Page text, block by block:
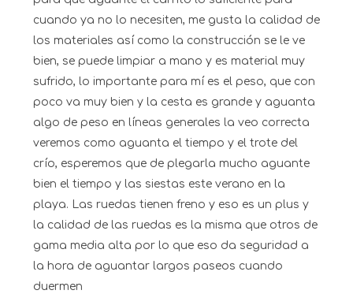
cuando ya no lo necesiten, me gusta la calidad de
los materiales así como la construcción se le ve
bien, se puede limpiar a mano y es material muy
sufrido, lo importante para mí es el peso, que con
poco va muy bien y la cesta es grande y aguanta
algo de peso en líneas generales la veo correcta
veremos como aguanta el tiempo y el trote del
crío, esperemos que de plegarla mucho aguante
bien el tiempo y las siestas este verano en la
playa. Las ruedas tienen freno y eso es un plus y
la calidad de las ruedas es la misma que otros de
gama media alta por lo que eso da seguridad a
la hora de aguantar largos paseos cuando
duermen